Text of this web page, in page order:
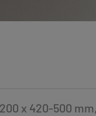
x 420-500